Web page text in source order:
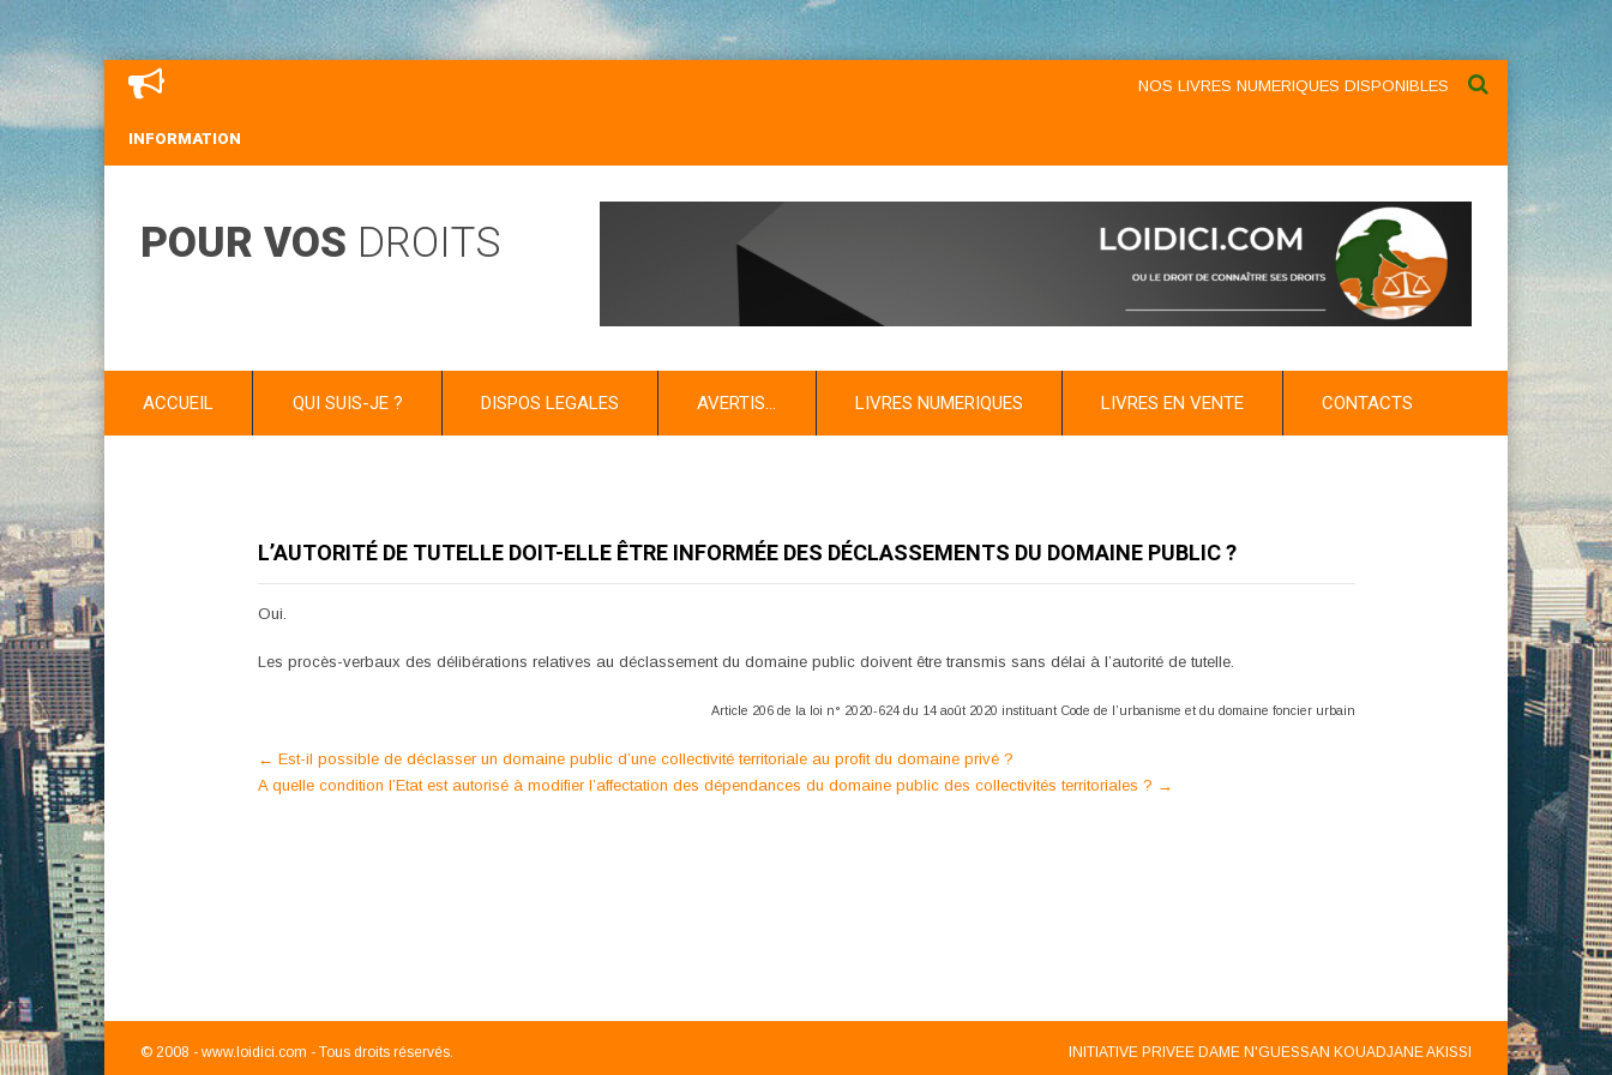
INFORMATION
NOS LIVRES NUMERIQUES DISPONIBLES AU NIVEAU DU MENU
POUR VOS DROITS
ACCUEIL QUI SUIS-JE ? DISPOS LEGALES AVERTIS… LIVRES NUMERIQUES LIVRES EN VENTE CONTACTS
L’AUTORITÉ DE TUTELLE DOIT-ELLE ÊTRE INFORMÉE DES DÉCLASSEMENTS DU DOMAINE PUBLIC ?
Oui.
Les procès-verbaux des délibérations relatives au déclassement du domaine public doivent être transmis sans délai à l’autorité de tutelle.
Article 206 de la loi n° 2020-624 du 14 août 2020 instituant Code de l’urbanisme et du domaine foncier urbain
Post
navigation
← Est-il possible de déclasser un domaine public d’une collectivité territoriale au profit du domaine privé ?
A quelle condition l’Etat est autorisé à modifier l’affectation des dépendances du domaine public des collectivités territoriales ? →
© 2008 - www.loidici.com - Tous droits réservés. INITIATIVE PRIVEE DAME N'GUESSAN KOUADJANE AKISSI